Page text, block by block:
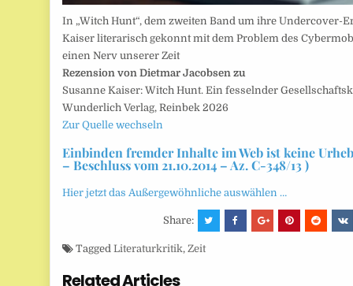
In „Witch Hunt“, dem zweiten Band um ihre Undercover-
Kaiser literarisch gekonnt mit dem Problem des
einen Nerv unserer Zeit
Rezension von Dietmar Jacobsen zu
Susanne Kaiser: Witch Hunt. Ein fesselnder
Wunderlich Verlag, Reinbek 2026
Zur Quelle wechseln
Einbinden fremder Inhalte im Web ist keine
– Beschluss vom 21.10.2014 – Az. C-348/13 )
Hier jetzt das Außergewöhnliche auswählen …
Share:
TaggedLiteraturkritik, Zeit
Related Articles